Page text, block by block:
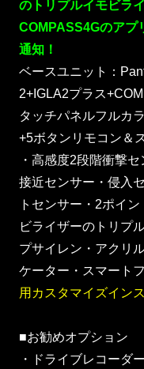
のトリプルイモビラ
COMPASS4Gのアプ
通知！
ベースユニット：
2+IGLA2プラス
タッチパネルフルカ
+5ボタンリモコン＆
・高感度2段階衝撃
接近センサー・侵入
トセンサー・2ポイ
ビライザーのトリプ
プサイレン・アクリ
ケーター・スマート
用カスタマイズイン
■お勧めオプション
・ドライブレコーダ